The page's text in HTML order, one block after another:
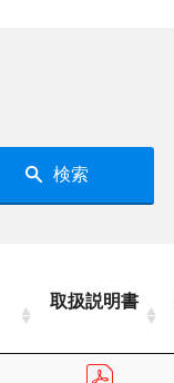
検索
取扱説明書